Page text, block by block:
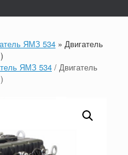
ЯМЗ 534 » Двигатель
ЯМЗ 534 / Двигатель